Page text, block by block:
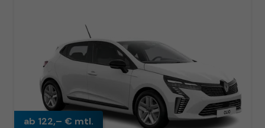
ab 122,– € mtl.